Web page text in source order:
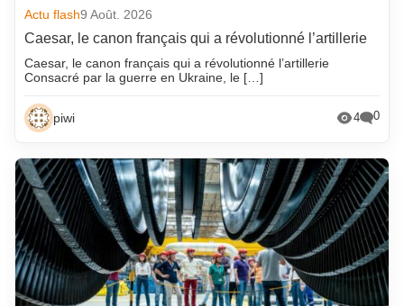
Actu flash9 Août. 2026
Caesar, le canon français qui a révolutionné l’artillerie
Caesar, le canon français qui a révolutionné l’artillerie
Consacré par la guerre en Ukraine, le […]
piwi 4 0